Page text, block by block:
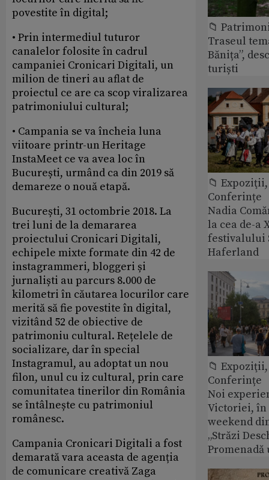
povestite în digital;
• Prin intermediul tuturor
canalelor folosite în cadrul
campaniei Cronicari Digitali, un
milion de tineri au aflat de
proiectul ce are ca scop viralizarea
patrimoniului cultural;
• Campania se va încheia luna
viitoare printr-un Heritage
InstaMeet ce va avea loc în
București, urmând ca din 2019 să
demareze o nouă etapă.
București, 31 octombrie 2018. La
trei luni de la demararea
proiectului Cronicari Digitali,
echipele mixte formate din 42 de
instagrammeri, bloggeri și
jurnaliști au parcurs 8.000 de
kilometri în căutarea locurilor care
merită să fie povestite în digital,
vizitând 52 de obiective de
patrimoniu cultural. Rețelele de
socializare, dar în special
Instagramul, au adoptat un nou
filon, unul cu iz cultural, prin care
comunitatea tinerilor din România
se întâlnește cu patrimoniul
românesc.
Campania Cronicari Digitali a fost
demarată vara aceasta de agenția
de comunicare creativă Zaga
📁
Traseul
Bănița”,
turiști
📁
Conferințe
Nadia
la cea de-a
festivalului
Haferland
📁
Conferințe
Noi
Victoriei,
weekend
„Străzi
Promenadă